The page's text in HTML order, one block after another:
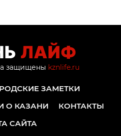
защищены kznlife.ru
ЗАМЕТКИ
О КАЗАНИ
КОНТАКТЫ
САЙТА